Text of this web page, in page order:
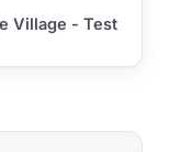
Village - Test